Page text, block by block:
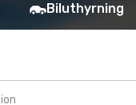
Biluthyrning